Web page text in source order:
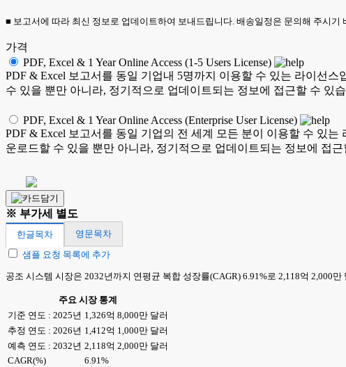
■ 보고서에 따라 최신 정보로 업데이트하여 보내드립니다. 배송일정은 문의해 주시기
가격
PDF, Excel & 1 Year Online Access (1-5 Users License)
PDF & Excel 보고서를 동일 기업내 5명까지 이용할 수 있는 라이선
수 있을 뿐만 아니라, 정기적으로 업데이트되는 정보에 접근할 수 있
PDF, Excel & 1 Year Online Access (Enterprise User License)
PDF & Excel 보고서를 동일 기업의 전 세계 모든 분이 이용할 수 있
운로드할 수 있을 뿐만 아니라, 정기적으로 업데이트되는 정보에 접
※ 부가세 별도
한글목차
영문목차
샘플 요청 목록에 추가
공조 시스템 시장은 2032년까지 연평균 복합 성장률(CAGR) 6.91%로 2,118억 2,000
주요 시장 통계
기준 연도 : 2025년 1,326억 8,000만 달러
추정 연도 : 2026년 1,412억 1,000만 달러
예측 연도 : 2032년 2,118억 2,000만 달러
CAGR(%)
6.91%